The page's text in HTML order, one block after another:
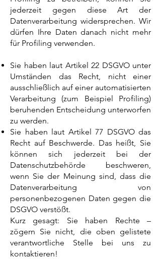
jederzeit gegen diese Art der
Datenverarbeitung widersprechen. Wir
dürfen Ihre Daten danach nicht mehr
für Profiling verwenden.
Sie haben laut Artikel 22 DSGVO unter
Umständen das Recht, nicht einer
ausschließlich auf einer automatisierten
Verarbeitung (zum Beispiel Profiling)
beruhenden Entscheidung unterworfen
zu werden.
Sie haben laut Artikel 77 DSGVO das
Recht auf Beschwerde. Das heißt, Sie
können sich jederzeit bei der
Datenschutzbehörde beschweren,
wenn Sie der Meinung sind, dass die
Datenverarbeitung von
personenbezogenen Daten gegen die
DSGVO verstößt.
Kurz gesagt: Sie haben Rechte –
zögern Sie nicht, die oben gelistete
verantwortliche Stelle bei uns zu
kontaktieren!